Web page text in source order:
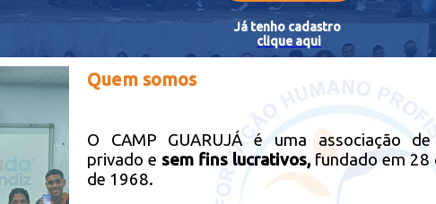
Já tenho cadastro
clique aqui
Quem somos
O CAMP GUARUJÁ é uma associação
privado e sem fins lucrativos, fundado em 28
de 1968.